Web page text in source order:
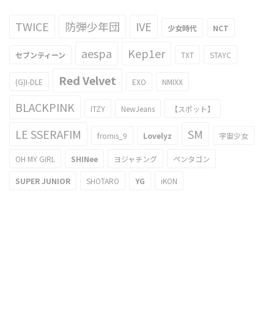
TWICE 防弾少年団 IVE 少女時代 NCT
セブンティーン aespa Kep1er TXT STAYC
(G)I-DLE Red Velvet EXO NMIXX
BLACKPINK ITZY NewJeans 【スポット】
LE SSERAFIM fromis_9 Lovelyz SM 宇宙少女
OH MY GIRL SHINee ヨジャチング ペンタゴン
SUPER JUNIOR SHOTARO YG iKON